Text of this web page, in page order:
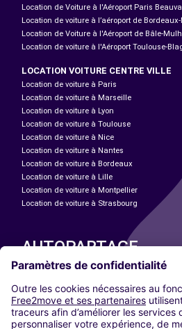
Location de Voiture à l'Aéroport Paris
Location de voiture à l’aéroport de
Location de Voiture à l'Aéroport de Bâle-
Location de voiture à l'Aéroport Toulouse-
LOCATION VOITURE CENTRE VILLE
Location de voiture à Paris
Location de voiture à Marseille
Location de voiture à Lyon
Location de voiture à Toulouse
Location de voiture à Nice
Location de voiture à Nantes
Location de voiture à Bordeaux
Location de voiture à Lille
Location de voiture à Montpellier
Location de voiture à Strasbourg
AUTOPARTAGE
Paris
Madrid
Washington DC